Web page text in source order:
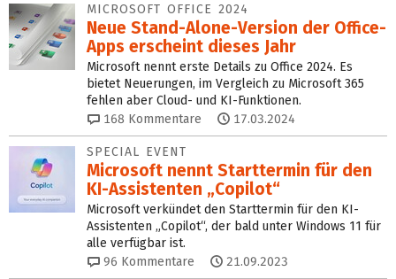
MICROSOFT OFFICE 2024
Neue Stand-Alone-Version der Office-
Apps erscheint dieses Jahr
Microsoft nennt erste Details zu Office 2024. Es
bietet Neuerungen, im Vergleich zu Microsoft 365
fehlen aber Cloud- und KI-Funktionen.
168 Kommentare 17.03.2024
SPECIAL EVENT
Microsoft nennt Starttermin für den
KI-Assistenten „Copilot“
Microsoft verkündet den Starttermin für den KI-
Assistenten „Copilot“, der bald unter Windows 11 für
alle verfügbar ist.
96 Kommentare 21.09.2023